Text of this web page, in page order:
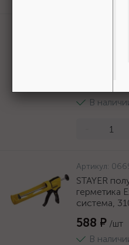
БАЗ
В
Артикул:
STAYER
герметика
система,
588 ₽ /шт
В